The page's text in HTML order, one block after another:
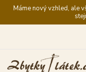
Máme nový vzhled, ale